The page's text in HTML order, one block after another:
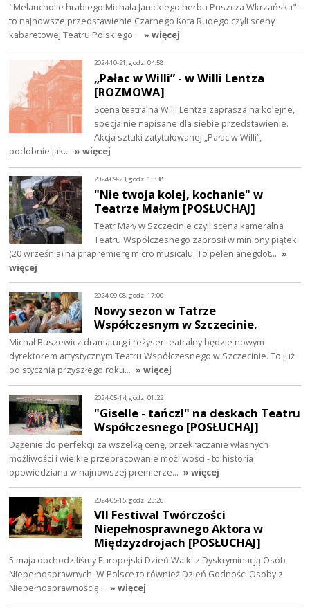
"Melancholie hrabiego Michała Janickiego herbu Puszcza Wkrzańska"-
to najnowsze przedstawienie Czarnego Kota Rudego czyli sceny
kabaretowej Teatru Polskiego… » więcej
2024-10-21, godz. 04:58
„Pałac w Willi” - w Willi Lentza
[ROZMOWA]
Scena teatralna Willi Lentza zaprasza na kolejne,
specjalnie napisane dla siebie przedstawienie.
Akcja sztuki zatytułowanej „Pałac w Willi”,
podobnie jak… » więcej
2024-09-23, godz. 15:38
"Nie twoja kolej, kochanie" w
Teatrze Małym [POSŁUCHAJ]
Teatr Mały w Szczecinie czyli scena kameralna
Teatru Współczesnego zaprosił w miniony piątek
(20 września) na prapremierę micro musicalu. To pełen anegdot… »
więcej
2024-09-08, godz. 17:00
Nowy sezon w Tatrze
Współczesnym w Szczecinie.
Michał Buszewicz dramaturg i reżyser teatralny będzie nowym
dyrektorem artystycznym Teatru Współczesnego w Szczecinie. To już
od stycznia przyszłego roku… » więcej
2024-05-14, godz. 01:22
"Giselle - tańcz!" na deskach Teatru
Współczesnego [POSŁUCHAJ]
Dążenie do perfekcji za wszelką cenę, przekraczanie własnych
możliwości i wielkie przepracowanie możliwości - to historia
opowiedziana w najnowszej premierze… » więcej
2024-05-15, godz. 23:26
VII Festiwal Twórczości
Niepełnosprawnego Aktora w
Międzyzdrojach [POSŁUCHAJ]
5 maja obchodziliśmy Europejski Dzień Walki z Dyskryminacją Osób
Niepełnosprawnych. W Polsce to również Dzień Godności Osoby z
Niepełnosprawnością… » więcej